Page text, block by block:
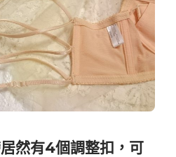
然有4個調整扣，可